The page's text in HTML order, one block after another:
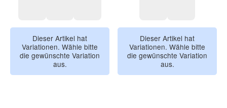
Dieser Artikel hat
Variationen. Wähle bitte
die gewünschte Variation
aus.
Dieser Artikel hat
Variationen. Wähle bitte
die gewünschte Variation
aus.